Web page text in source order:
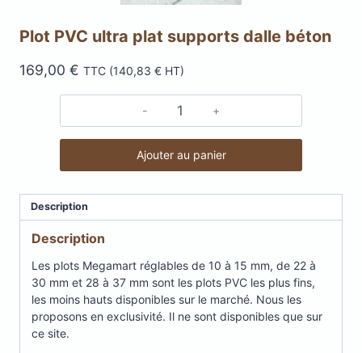
Plot PVC ultra plat supports dalle béton
169,00 € TTC (140,83 € HT)
quantité
Plot
PVC
supports
Ajouter au panier
Description
Description
Les plots Megamart réglables de 10 à 15 mm, de 22 à
30 mm et 28 à 37 mm sont les plots PVC les plus fins,
les moins hauts disponibles sur le marché. Nous les
proposons en exclusivité. Il ne sont disponibles que sur
ce site.